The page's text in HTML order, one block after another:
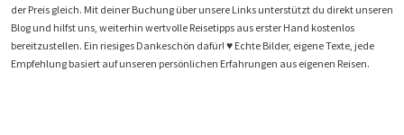
der Preis gleich. Mit deiner Buchung über unsere Links unterstützt du direkt unseren
Blog und hilfst uns, weiterhin wertvolle Reisetipps aus erster Hand kostenlos
bereitzustellen. Ein riesiges Dankeschön dafür! ♥️ Echte Bilder, eigene Texte, jede
Empfehlung basiert auf unseren persönlichen Erfahrungen aus eigenen Reisen.